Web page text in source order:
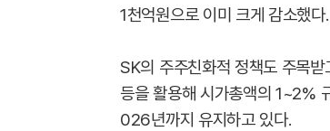
1천억원으로 이미 크게 감소했다.
SK의 주주친화적 정책도 주목
등을 활용해 시가총액의 1~2%
026년까지 유지하고 있다.